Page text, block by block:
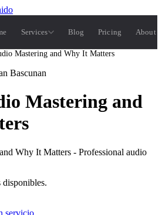
Services Blog Pricing About
Mastering and Why It Matters
Bascunan
Mastering and
Why It Matters - Professional audio
servicio